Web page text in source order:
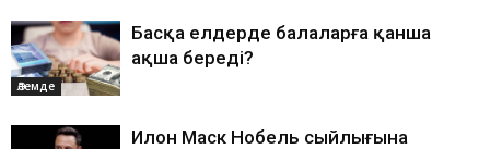
Әлемде
Басқа елдерде балаларға қанша
ақша береді?
Илон Маск Нобель сыйлығына